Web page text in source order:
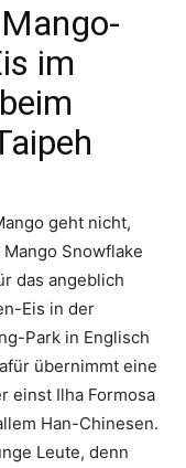
im
geht nicht,
Snowflake
das angeblich
Eis in der
Park in Englisch
übernimmt eine
einst Ilha Formosa
Han-Chinesen.
Leute, denn